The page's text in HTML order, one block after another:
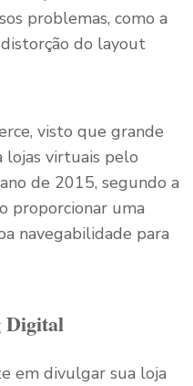
problemas, como a
do layout
visto que grande
lojas virtuais pelo
de 2015, segundo a
proporcionar uma
navegabilidade para
Digital
em divulgar sua loja